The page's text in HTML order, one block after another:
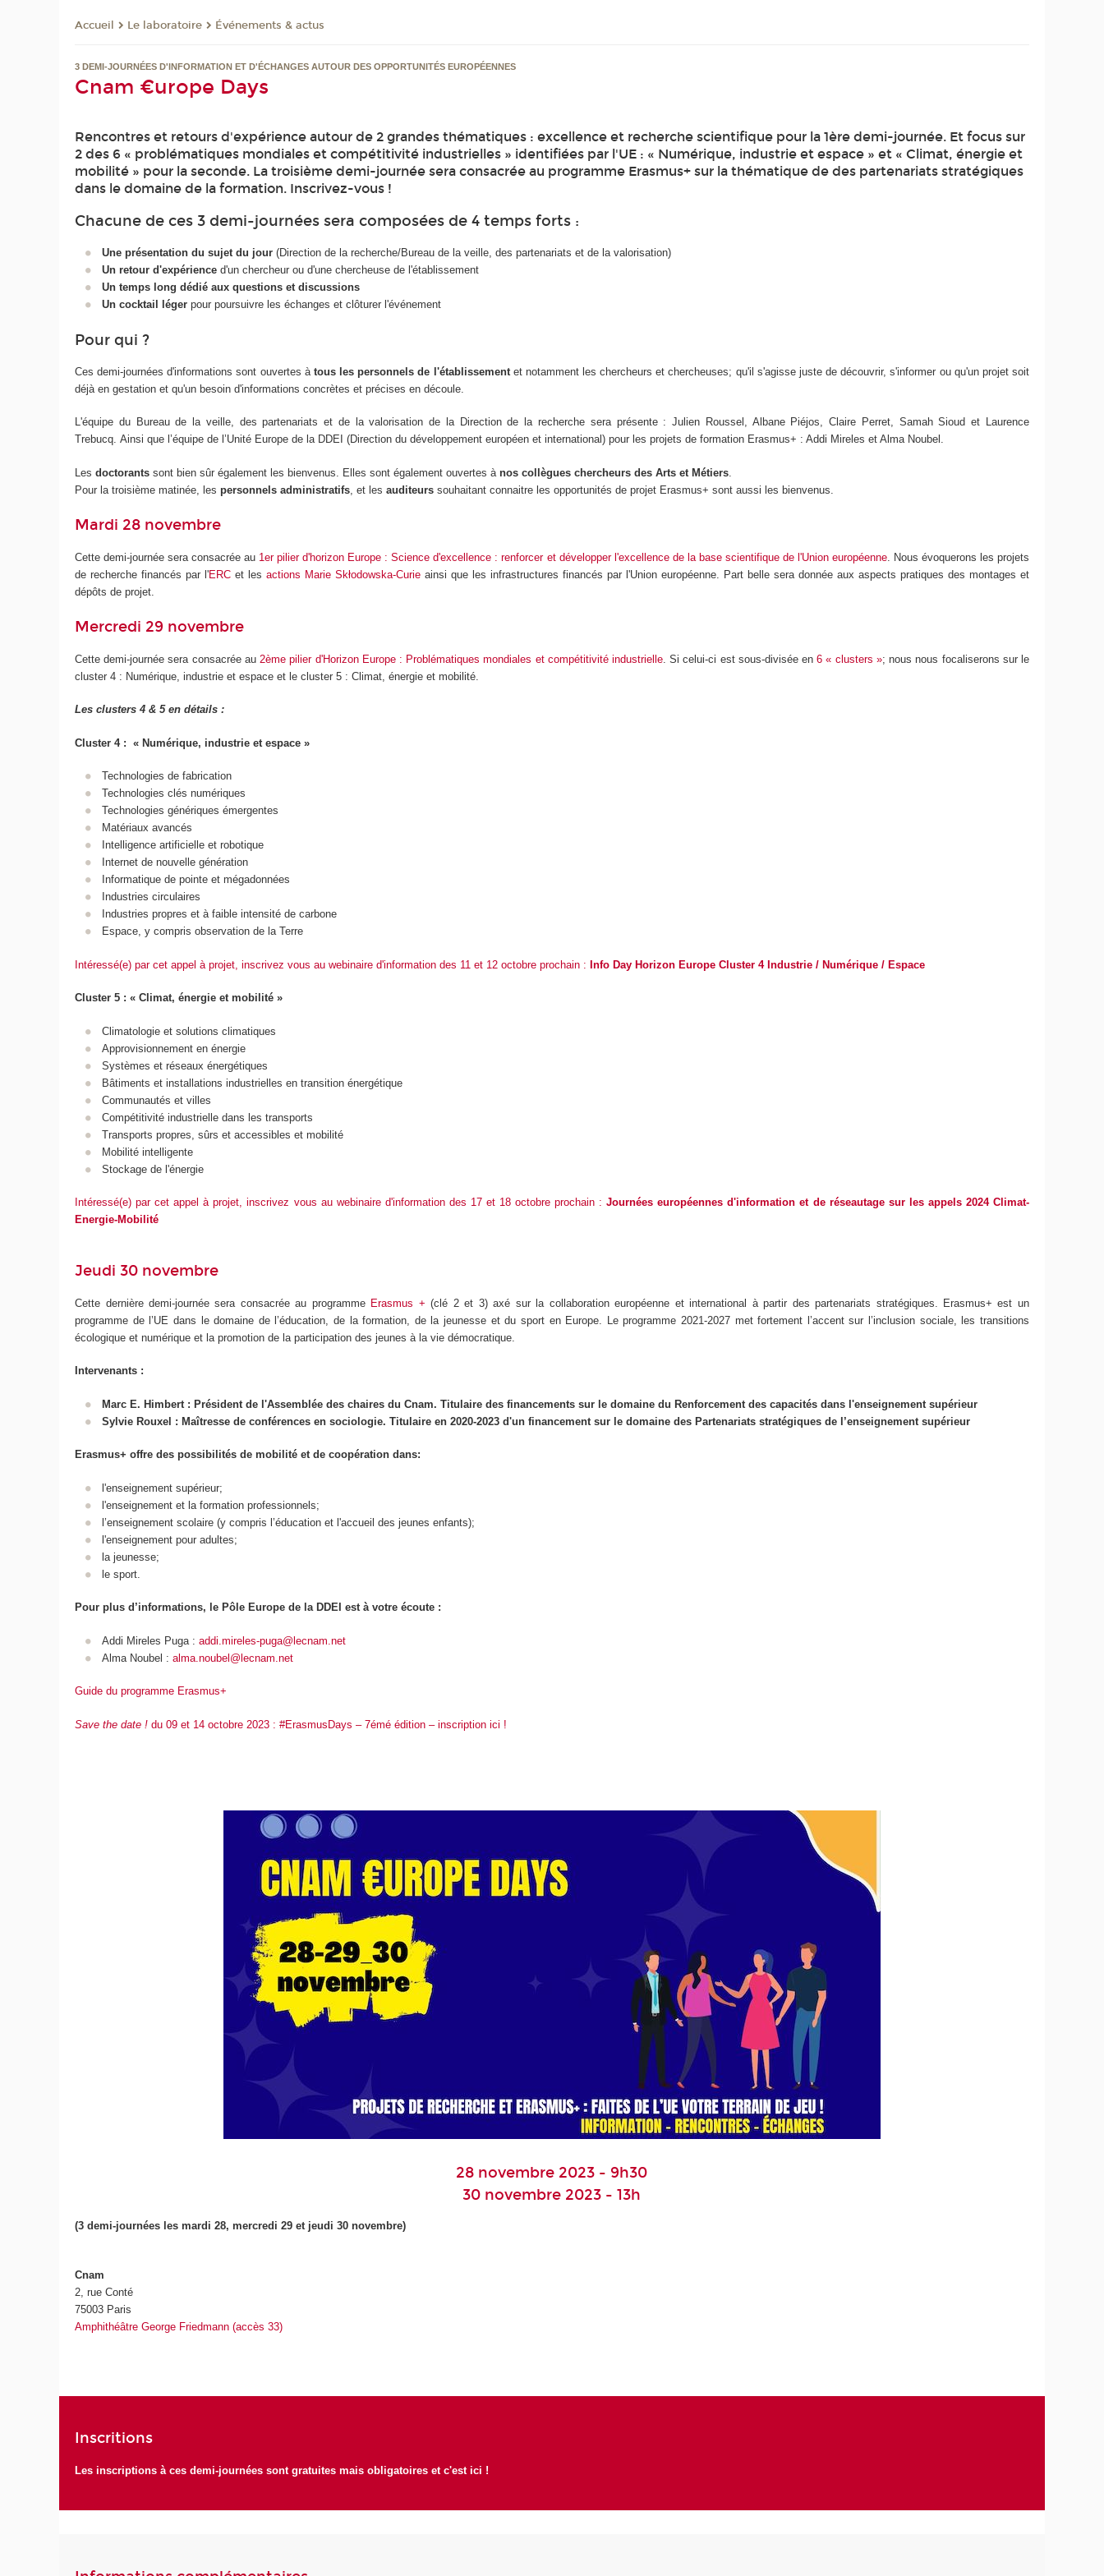
Accueil Le laboratoire Événements & actus
3 DEMI-JOURNÉES D'INFORMATION ET D'ÉCHANGES AUTOUR DES OPPORTUNITÉS EUROPÉENNES
Cnam €urope Days
Rencontres et retours d'expérience autour de 2 grandes thématiques : excellence et recherche scientifique pour la 1ère demi-journée. Et focus sur
2 des 6 « problématiques mondiales et compétitivité industrielles » identifiées par l'UE : « Numérique, industrie et espace » et « Climat, énergie et
mobilité » pour la seconde. La troisième demi-journée sera consacrée au programme Erasmus+ sur la thématique de des partenariats stratégiques
dans le domaine de la formation. Inscrivez-vous !
Chacune de ces 3 demi-journées sera composées de 4 temps forts :
Une présentation du sujet du jour(Direction de la recherche/Bureau de la veille, des partenariats et de la valorisation)
Un retour d'expérienced'un chercheur ou d'une chercheuse de l'établissement
Un temps long dédié aux questions et discussions
Un cocktail léger pour poursuivre les échanges et clôturer l'événement
Pour qui ?
Ces demi-journées d'informations sont ouvertes à tous les personnels de l'établissementet notamment les chercheurs et chercheuses; qu'il s'agisse juste de découvrir, s'informer ou qu'un projet soit
déjà en gestation et qu'un besoin d'informations concrètes et précises en découle.
L'équipe du Bureau de la veille, des partenariats et de la valorisation de la Direction de la recherche sera présente : Julien Roussel, Albane Piéjos, Claire Perret, Samah Sioud et Laurence
Trebucq. Ainsi que l’équipe de l’Unité Europe de la DDEI (Direction du développement européen et international) pour les projets de formation Erasmus+ : Addi Mireles et Alma Noubel.
Lesdoctorantssont bien sûr également les bienvenus. Elles sont également ouvertes ànos collègues chercheurs des Arts et Métiers
Pour la troisième matinée, lespersonnels administratifs , et lesauditeurs souhaitant connaitre les opportunités de projet Erasmus+ sont aussi les bienvenus.
Mardi 28 novembre
Cette demi-journée sera consacrée au 1er pilier d'horizon Europe : Science d'excellence : renforcer et développer l'excellence de la base scientifique de l'Union européenne. Nous évoquerons les projets
de recherche financés par l'ERC et lesactions Marie Skłodowska-Curie ainsi que les infrastructures financés par l'Union européenne. Part belle sera donnée aux aspects pratiques des montages et
dépôts de projet.
Mercredi 29 novembre
Cette demi-journée sera consacrée au 2ème pilier d'Horizon Europe : Problématiques mondiales et compétitivité industrielle . Si celui-ci est sous-divisée en6 « clusters »; nous nous focaliserons sur le
cluster 4 : Numérique, industrie et espace et le cluster 5 : Climat, énergie et mobilité.
Les clusters 4 & 5 en détails :
Cluster 4 : « Numérique, industrie et espace »
Technologies de fabrication
Technologies clés numériques
Technologies génériques émergentes
Matériaux avancés
Intelligence artificielle et robotique
Internet de nouvelle génération
Informatique de pointe et mégadonnées
Industries circulaires
Industries propres et à faible intensité de carbone
Espace, y compris observation de la Terre
Intéressé(e) par cet appel à projet, inscrivez vous au webinaire d'information des 11 et 12 octobre prochain :Info Day Horizon Europe Cluster 4 Industrie / Numérique / Espace
Cluster 5 : « Climat, énergie et mobilité »
Climatologie et solutions climatiques
Approvisionnement en énergie
Systèmes et réseaux énergétiques
Bâtiments et installations industrielles en transition énergétique
Communautés et villes
Compétitivité industrielle dans les transports
Transports propres, sûrs et accessibles et mobilité
Mobilité intelligente
Stockage de l'énergie
Intéressé(e) par cet appel à projet, inscrivez vous au webinaire d'information des 17 et 18 octobre prochain :Journées européennes d'information et de réseautage sur les appels 2024 Climat-
Energie-Mobilité
Jeudi 30 novembre
Cette dernière demi-journée sera consacrée au programme Erasmus + (clé 2 et 3) axé sur la collaboration européenne et international à partir des partenariats stratégiques. Erasmus+ est un
programme de l’UE dans le domaine de l’éducation, de la formation, de la jeunesse et du sport en Europe. Le programme 2021-2027 met fortement l’accent sur l’inclusion sociale, les transitions
écologique et numérique et la promotion de la participation des jeunes à la vie démocratique.
Intervenants :
Marc E. Himbert : Président de l'Assemblée des chaires du Cnam. Titulaire des financements sur le domaine du Renforcement des capacités dans l'enseignement supérieur
Sylvie Rouxel : Maîtresse de conférences en sociologie. Titulaire en 2020-2023 d'un financement sur le domaine des Partenariats stratégiques de l’enseignement supérieur
Erasmus+ offre des possibilités de mobilité et de coopération dans:
l'enseignement supérieur;
l'enseignement et la formation professionnels;
l’enseignement scolaire (y compris l’éducation et l'accueil des jeunes enfants);
l'enseignement pour adultes;
la jeunesse;
le sport.
Pour plus d’informations, le Pôle Europe de la DDEI est à votre écoute :
Addi Mireles Puga : addi.mireles-puga@lecnam.net
Alma Noubel : alma.noubel@lecnam.net
Guide du programme Erasmus+
Save the date ! du 09 et 14 octobre 2023 : #ErasmusDays – 7émé édition – inscription ici !
28 novembre 2023 - 9h30
30 novembre 2023 - 13h
(3 demi-journées les mardi 28, mercredi 29 et jeudi 30 novembre)
Cnam
2, rue Conté
75003 Paris
Amphithéâtre George Friedmann (accès 33)
Inscritions
Les inscriptions à ces demi-journées sont gratuites mais obligatoires et c'est ici !